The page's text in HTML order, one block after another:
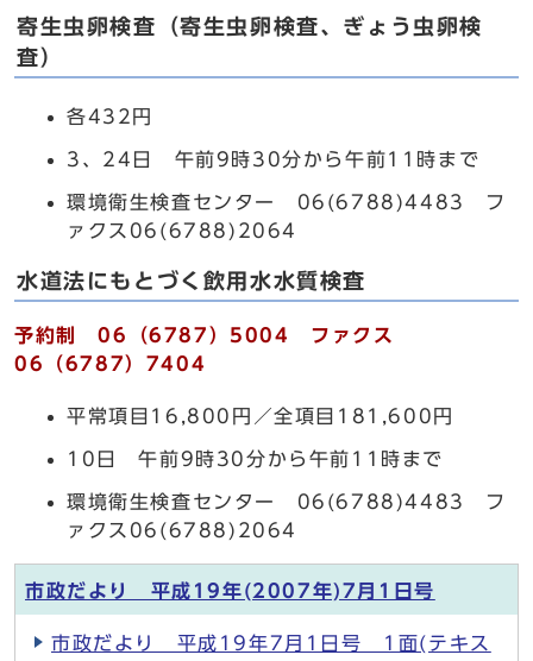
寄生虫卵検査（寄生虫卵検査、ぎょう虫卵検
査）
各432円
3、24日 午前9時30分から午前11時まで
環境衛生検査センター 06(6788)4483 フ
ァクス06(6788)2064
水道法にもとづく飲用水水質検査
予約制 06（6787）5004 ファクス
06（6787）7404
平常項目16,800円／全項目181,600円
10日 午前9時30分から午前11時まで
環境衛生検査センター 06(6788)4483 フ
ァクス06(6788)2064
市政だより 平成19年(2007年)7月1日号
市政だより 平成19年7月1日号 1面(テキス